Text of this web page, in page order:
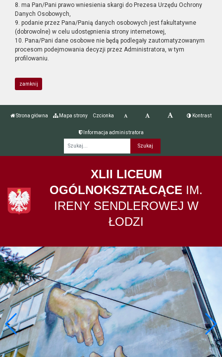
8. ma Pan/Pani prawo wniesienia skargi do Prezesa Urzędu Ochrony
Danych Osobowych,
9. podanie przez Pana/Panią danych osobowych jest fakultatywne
(dobrowolne) w celu udostępnienia strony internetowej,
10. Pana/Pani dane osobowe nie będą podlegały zautomatyzowanym
procesom podejmowania decyzji przez Administratora, w tym
profilowaniu.
zamknij
Strona główna Mapa strony Czcionka Kontrast
Informacja administratora
XLII LICEUM
OGÓLNOKSZTAŁCĄCE IM.
IRENY SENDLEROWEJ W
ŁODZI